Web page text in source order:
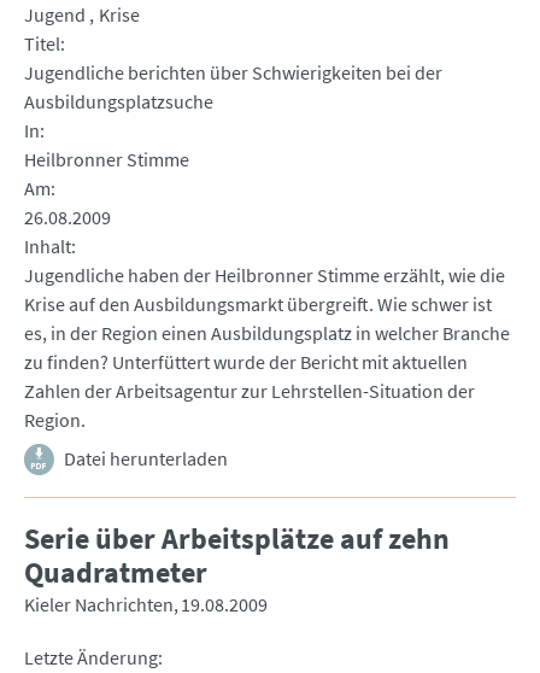
Jugend
Krise
Titel
Jugendliche berichten über Schwierigkeiten bei der
Ausbildungsplatzsuche
In
Heilbronner Stimme
Am
26.08.2009
Inhalt
Jugendliche haben der Heilbronner Stimme erzählt, wie die
Krise auf den Ausbildungsmarkt übergreift. Wie schwer ist
es, in der Region einen Ausbildungsplatz in welcher Branche
zu finden? Unterfüttert wurde der Bericht mit aktuellen
Zahlen der Arbeitsagentur zur Lehrstellen-Situation der
Region.
Datei herunterladen
Serie über Arbeitsplätze auf zehn
Quadratmeter
Kieler Nachrichten 19.08.2009
Letzte Änderung